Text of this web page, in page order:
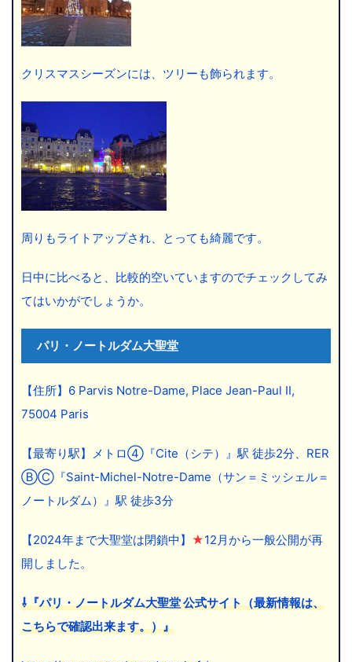
クリスマスシーズンには、ツリーも飾られます。
周りもライトアップされ、とっても綺麗です。
日中に比べると、比較的空いていますのでチェックしてみ
てはいかがでしょうか。
パリ・ノートルダム大聖堂
【住所】6 Parvis Notre-Dame, Place Jean-Paul II,
75004 Paris
【最寄り駅】メトロ④『Cite（シテ）』駅 徒歩2分、RER
ⒷⒸ『Saint-Michel-Notre-Dame（サン＝ミッシェル＝
ノートルダム）』駅 徒歩3分
【2024年まで大聖堂は閉鎖中】 ★12月から一般公開が再
開しました。
⇩『パリ・ノートルダム大聖堂 公式サイト（最新情報は、
こちらで確認出来ます。）』